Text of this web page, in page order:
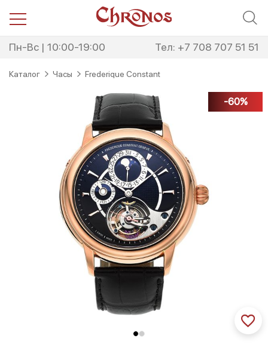
Пн-Вс | 10:00-19:00 Тел: +7 708 707 51 51
Каталог Часы Frederique Constant
-60%